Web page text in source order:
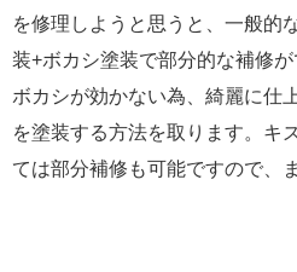
を修理しようと思うと、一般的
装+ボカシ塗装で部分的な補修
ボカシが効かない為、綺麗に仕
を塗装する方法を取ります。キ
ては部分補修も可能ですので、